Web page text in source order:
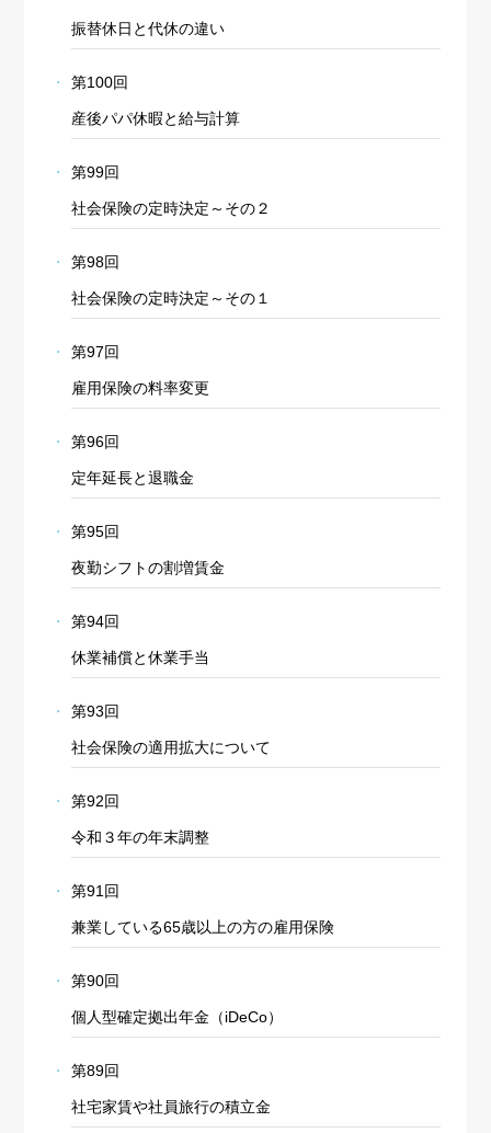
振替休日と代休の違い
第100回
産後パパ休暇と給与計算
第99回
社会保険の定時決定～その２
第98回
社会保険の定時決定～その１
第97回
雇用保険の料率変更
第96回
定年延長と退職金
第95回
夜勤シフトの割増賃金
第94回
休業補償と休業手当
第93回
社会保険の適用拡大について
第92回
令和３年の年末調整
第91回
兼業している65歳以上の方の雇用保険
第90回
個人型確定拠出年金（iDeCo）
第89回
社宅家賃や社員旅行の積立金